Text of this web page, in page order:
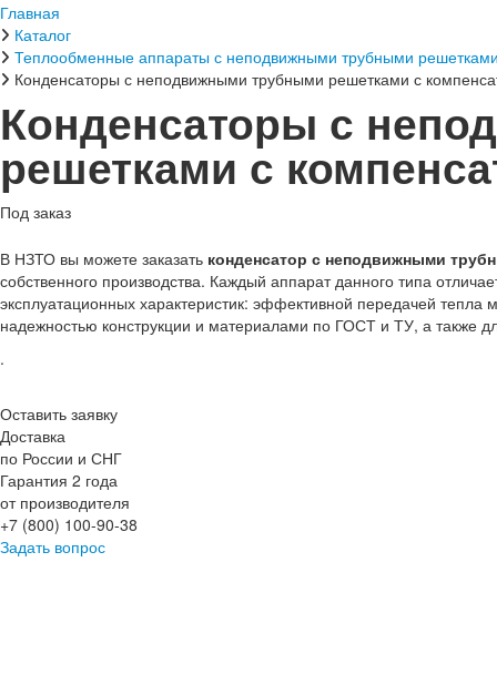
Главная
Каталог
Теплообменные аппараты с неподвижными трубными
Конденсаторы с неподвижными трубными решетками с
Конденсаторы с
решетками с
Под заказ
В НЗТО вы можете заказать конденсатор с неподвижными
собственного производства. Каждый аппарат данного типа
эксплуатационных характеристик: эффективной передачей
надежностью конструкции и материалами по ГОСТ и ТУ, а также
.
Оставить заявку
Доставка
по России и СНГ
Гарантия 2 года
от производителя
+7 (800) 100-90-38
Задать вопрос